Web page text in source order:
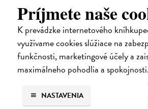
Príjmete naše
K prevádzke internetového
využívame cookies slúžiace na
funkčnosti, marketingové účely a
maximálneho pohodlia a spokojnosti.
NASTAVENIA
Plstenie. Návody na celý
Masárová Marína| Kniha
Ponorte sa do sveta vlny a vlastnoručne
vecičiek. Kniha obsahuje informácie o
pomôckach, taktiež podrobne popisuje
Na sklade